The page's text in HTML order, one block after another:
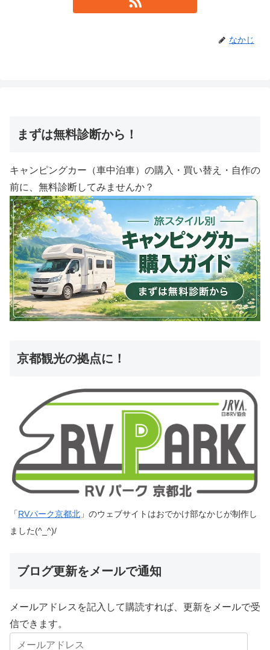
なかじ
まずは無料診断から！
キャンピングカー（車中泊車）の購入・買い替え・自作の
前に、無料診断してみませんか？
京都観光の拠点に！
「RVパーク京都北 」のウェブサイトはおでかけ部なかじが制作し
ました(^_^)/
ブログ更新をメールで通知
メールアドレスを記入して購読すれば、更新をメールで受
信できます。